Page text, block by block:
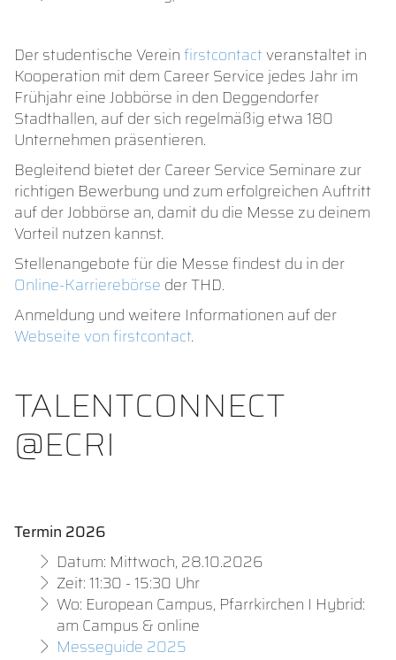
Der studentische Vereinfirstcontactveranstaltet in
Kooperation mit dem Career Service jedes Jahr im
Frühjahr eine Jobbörse in den Deggendorfer
Stadthallen, auf der sich regelmäßig etwa 180
Unternehmen präsentieren.
Begleitend bietet der Career Service Seminare zur
richtigen Bewerbung und zum erfolgreichen Auftritt
auf der Jobbörse an, damit du die Messe zu deinem
Vorteil nutzen kannst.
Stellenangebote für die Messe findest du in der
Online-Karrierebörse der THD.
Anmeldung und weitere Informationen auf der
Webseite von firstcontact.
TALENTCONNECT
@ECRI
Termin 2026
Datum: Mittwoch, 28.10.2026
Zeit: 11:30 - 15:30 Uhr
Wo: European Campus, Pfarrkirchen I Hybrid:
am Campus & online
Messeguide 2025